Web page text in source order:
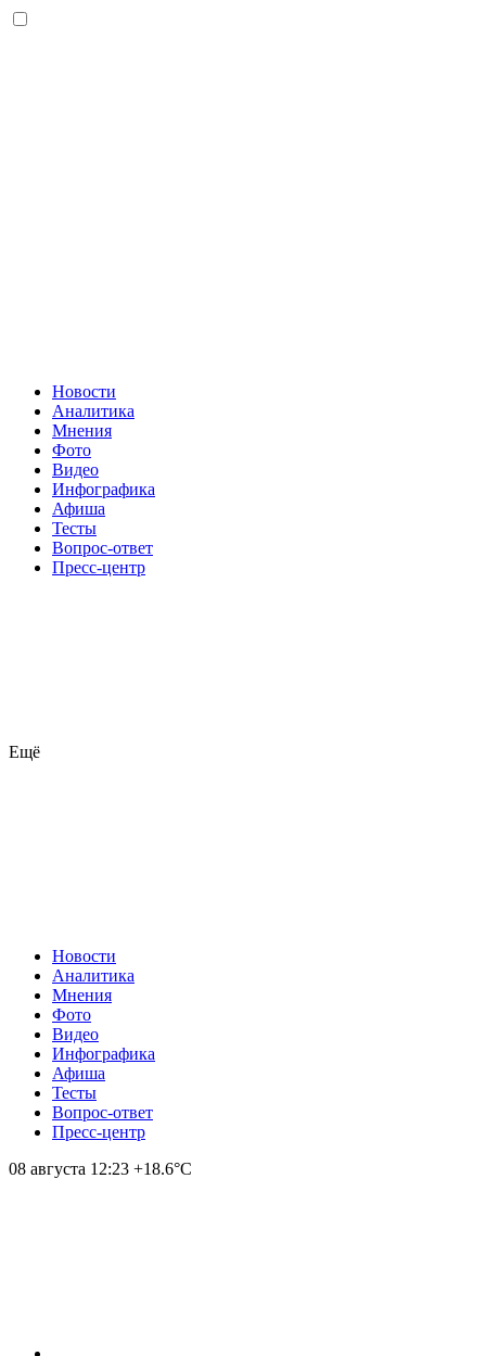
Новости
Аналитика
Мнения
Фото
Видео
Инфографика
Афиша
Тесты
Вопрос-ответ
Пресс-центр
Ещё
Новости
Аналитика
Мнения
Фото
Видео
Инфографика
Афиша
Тесты
Вопрос-ответ
Пресс-центр
08 августа 12:23 +18.6°С